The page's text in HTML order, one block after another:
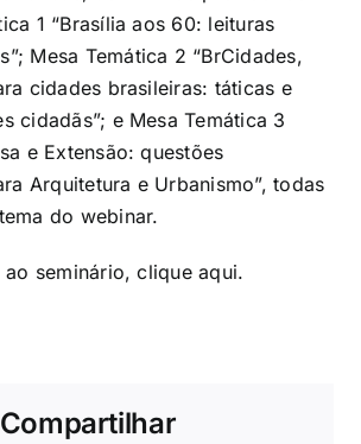
1 “Brasília aos 60: leituras
Mesa Temática 2 “BrCidades,
cidades brasileiras: táticas e
cidadãs”; e Mesa Temática 3
e Extensão: questões
Arquitetura e Urbanismo”, todas
do webinar.
ao seminário, cliqueaqui.
Compartilhar